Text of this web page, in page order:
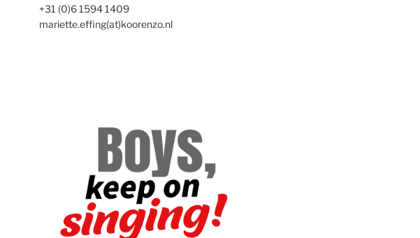
+31 (0)6 1594 1409
mariette.effing(at)koorenzo.nl